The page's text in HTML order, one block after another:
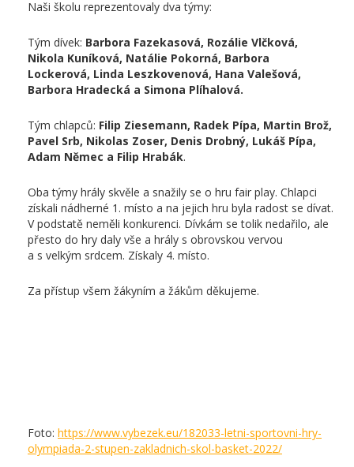
Naši školu reprezentovaly dva týmy:
Tým dívek: Barbora Fazekasová, Rozálie Vlčková,
Nikola Kuníková, Natálie Pokorná, Barbora
Lockerová, Linda Leszkovenová, Hana Valešová,
Barbora Hradecká a Simona Plíhalová.
Tým chlapců: Filip Ziesemann, Radek Pípa, Martin Brož,
Pavel Srb, Nikolas Zoser, Denis Drobný, Lukáš Pípa,
Adam Němec a Filip Hrabák.
Oba týmy hrály skvěle a snažily se o hru fair play. Chlapci
získali nádherné 1. místo a na jejich hru byla radost se dívat.
V podstatě neměli konkurenci. Dívkám se tolik nedařilo, ale
přesto do hry daly vše a hrály s obrovskou vervou
a s velkým srdcem. Získaly 4. místo.
Za přístup všem žákyním a žákům děkujeme.
Foto: https://www.vybezek.eu/182033-letni-sportovni-hry-
olympiada-2-stupen-zakladnich-skol-basket-2022/